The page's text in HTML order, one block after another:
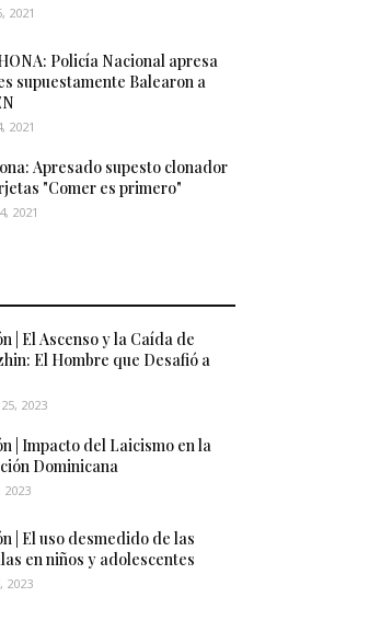
2021
Policía Nacional apresa
supuestamente Balearon a
2021
Apresado supesto clonador
"Comer es primero"
2021
| El Ascenso y la Caída de
El Hombre que Desafió a
2023
| Impacto del Laicismo en la
Dominicana
2023
| El uso desmedido de las
en niños y adolescentes
2023